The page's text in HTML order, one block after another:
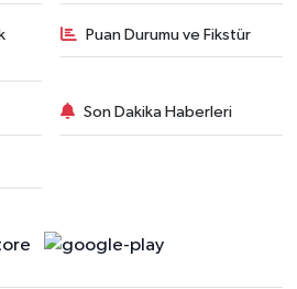
Puan Durumu ve Fikstür
Son Dakika Haberleri